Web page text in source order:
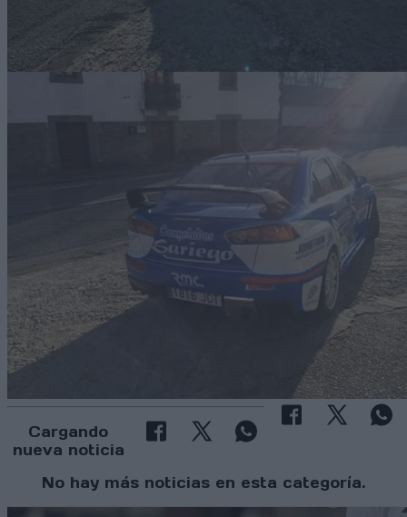
Cargando
nueva noticia
No hay más noticias en esta categoría.